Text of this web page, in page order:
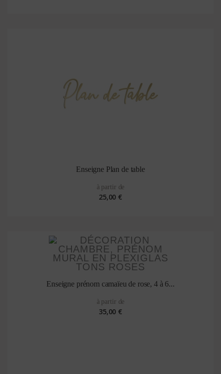
Enseigne Plan de table
à partir de
25,00 €
Enseigne prénom camaïeu de rose, 4 à 6...
à partir de
35,00 €